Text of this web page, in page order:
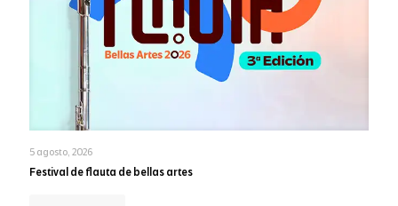
5 agosto, 2026
Festival de flauta de bellas artes